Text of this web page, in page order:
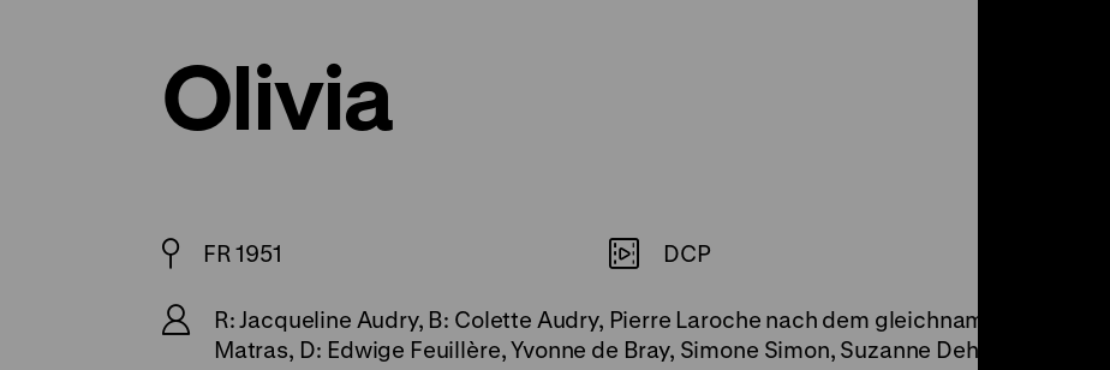
Olivia
FR 1951 DCP
R: Jacqueline Audry, B: Colette Audry, Pierre Laroche nach dem gleichnamigen
Matras, D: Edwige Feuillère, Yvonne de Bray, Simone Simon, Suzanne Dehelly, 95‘